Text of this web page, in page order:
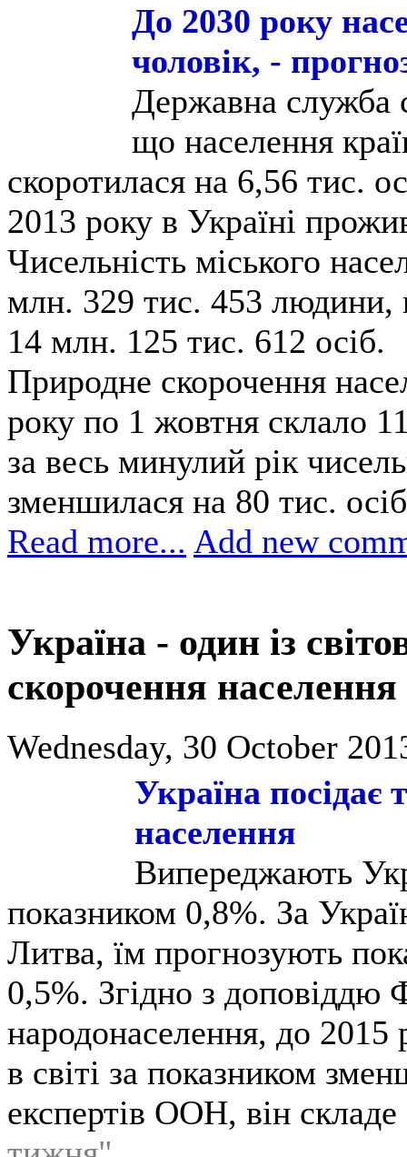
До 2030 року
чоловік, -
Державна служба
що населення
скоротилася на 6,56 тис.
2013 року в Україні
Чисельність міського
млн. 329 тис. 453 людини,
14 млн. 125 тис. 612 осіб.
Природне скорочення
року по 1 жовтня склало
за весь минулий рік
зменшилася на 80 тис.
Read more... Add new
Україна - один із
скорочення населення
Wednesday, 30 October
Україна посідає
населення
Випереджають
показником 0,8%. За
Литва, їм прогнозують
0,5%. Згідно з
народонаселення, до 2015
в світі за показником
експертів ООН, він